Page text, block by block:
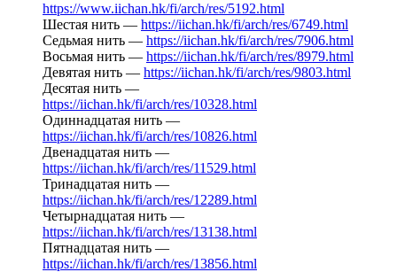
https://www.iichan.hk/fi/arch/res/5192.html
Шестая нить — https://iichan.hk/fi/arch/res/6749.html
Седьмая нить — https://iichan.hk/fi/arch/res/7906.html
Восьмая нить — https://iichan.hk/fi/arch/res/8979.html
Девятая нить — https://iichan.hk/fi/arch/res/9803.html
Десятая нить —
https://iichan.hk/fi/arch/res/10328.html
Одиннадцатая нить —
https://iichan.hk/fi/arch/res/10826.html
Двенадцатая нить —
https://iichan.hk/fi/arch/res/11529.html
Тринадцатая нить —
https://iichan.hk/fi/arch/res/12289.html
Четырнадцатая нить —
https://iichan.hk/fi/arch/res/13138.html
Пятнадцатая нить —
https://iichan.hk/fi/arch/res/13856.html